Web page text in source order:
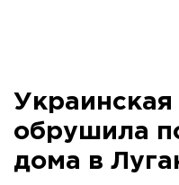
Украинская
обрушила
дома в